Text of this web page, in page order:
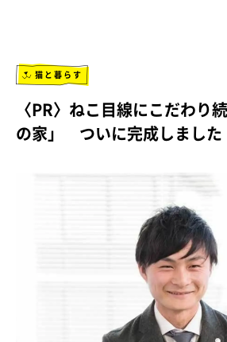
猫と暮らす
〈PR〉ねこ目線にこだわり
の家」 ついに完成しました